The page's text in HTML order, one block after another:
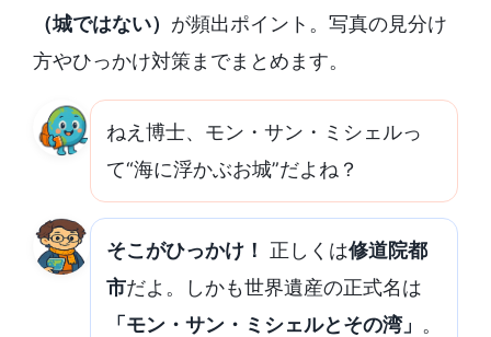
（城ではない） が頻出ポイント。写真の見分け
方やひっかけ対策までまとめます。
ねえ博士、モン・サン・ミシェルっ
て“海に浮かぶお城”だよね？
そこがひっかけ！ 正しくは修道院都
市だよ。しかも世界遺産の正式名は
「モン・サン・ミシェルとその湾」 。